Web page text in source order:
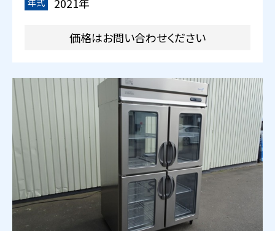
年式
価格はお問い合わせください